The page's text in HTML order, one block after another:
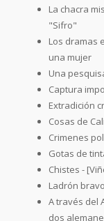
La chacra
"Sifro"
Los dramas
una mujer
Una
Captura
Extradición
Cosas de
Crimenes
Gotas de
Chistes -
Ladrón
A través del
dos